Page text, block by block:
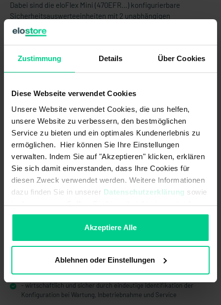
Zustimmung Details Über Cookies
Diese Webseite verwendet Cookies
Unsere Website verwendet Cookies, die uns helfen,
unsere Website zu verbessern, den bestmöglichen
Service zu bieten und ein optimales Kundenerlebnis zu
ermöglichen. Hier können Sie Ihre Einstellungen
verwalten. Indem Sie auf "Akzeptieren" klicken, erklären
Sie sich damit einverstanden, dass Ihre Cookies für
diesen Zweck verwendet werden. Weitere Informationen
dazu finden Sie in unserer Datenschutzerklärung sowie
imImpressum. Sollten Sie hiermit nicht einverstanden
sein, können Sie die Verwendung von Cookies hier
Akzeptiere Alle
Ablehnen oder Einstellungen
Dabei sind die eloFlex Mini (470EFR…) konfigurierbare
Sicherheitsauswerteeinheiten mit 2 unabhängigen
Sicherheitseingängen (2-kanalig) und bis zu 2
Sicherheitsausgängen sowie 1 Kontrollausgang.
Die internen Logikverknüpfungen sind bereits
vorkonfiguriert.
ACHTUNG:Dieses Produkt wird OHNE Standardklemmen
878598VPE4).
Produktmerkmale
- Realisierung von bis zu 2 Sicherheitsfunktionen in einer
Gerätevariante (je nach Variante unterschiedlich)
- bedarfsgerechte Anzahl der Sicherheitsausgänge (Relais)
entsprechend der Anforderung, ermöglicht eine wirtschaftliche
spart Kosten
- manipulationssicher aufgrund definierter und validierter
- wirtschaftlich und sicher durch eindeutige Identifikation der
Konfiguration bei Wartung, Inbetriebnahme und Service